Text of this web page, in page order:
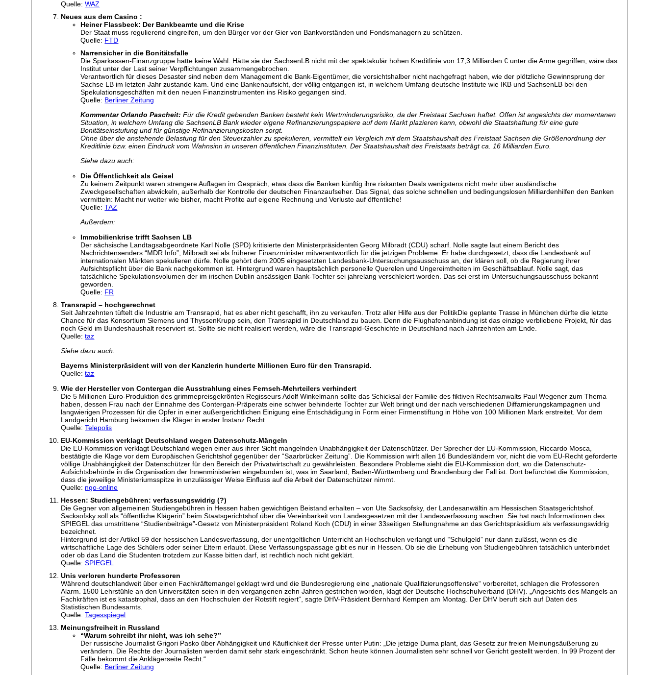
Quelle:WAZ
Neues aus dem Casino :
Heiner Flassbeck: Der Bankbeamte und die Krise
Der Staat muss regulierend eingreifen, um den Bürger vor der Gier von Bankvorständen und Fondsmanagern zu schützen.
Quelle: FTD
Narrensicher in die Bonitätsfalle
Die Sparkassen-Finanzgruppe hatte keine Wahl: Hätte sie der SachsenLB nicht mit der spektakulär hohen Kreditlinie von 17,3 Milliarden € unter die Arme gegriffen, wäre das
Institut unter der Last seiner Verpflichtungen zusammengebrochen.
Verantwortlich für dieses Desaster sind neben dem Management die Bank-Eigentümer, die vorsichtshalber nicht nachgefragt haben, wie der plötzliche Gewinnsprung der
Sachse LB im letzten Jahr zustande kam. Und eine Bankenaufsicht, der völlig entgangen ist, in welchem Umfang deutsche Institute wie IKB und SachsenLB bei den
Spekulationsgeschäften mit den neuen Finanzinstrumenten ins Risiko gegangen sind.
Quelle: Berliner Zeitung
Kommentar Orlando Pascheit: Für die Kredit gebenden Banken besteht kein Wertminderungsrisiko, da der Freistaat Sachsen haftet. Offen ist angesichts der momentanen
Situation, in welchem Umfang die SachsenLB Bank wieder eigene Refinanzierungspapiere auf dem Markt plazieren kann, obwohl die Staatshaftung für eine gute
Bonitätseinstufung und für günstige Refinanzierungskosten sorgt.
Ohne über die anstehende Belastung für den Steuerzahler zu spekulieren, vermittelt ein Vergleich mit dem Staatshaushalt des Freistaat Sachsen die Größenordnung der
Kreditlinie bzw. einen Eindruck vom Wahnsinn in unseren öffentlichen Finanzinstituten. Der Staatshaushalt des Freistaats beträgt ca. 16 Milliarden Euro.
Siehe dazu auch:
Die Öffentlichkeit als Geisel
Zu keinem Zeitpunkt waren strengere Auflagen im Gespräch, etwa dass die Banken künftig ihre riskanten Deals wenigstens nicht mehr über ausländische
Zweckgesellschaften abwickeln, außerhalb der Kontrolle der deutschen Finanzaufseher. Das Signal, das solche schnellen und bedingungslosen Milliardenhilfen den Banken
vermitteln: Macht nur weiter wie bisher, macht Profite auf eigene Rechnung und Verluste auf öffentliche!
Quelle:TAZ
Außerdem:
Immobilienkrise trifft Sachsen LB
Der sächsische Landtagsabgeordnete Karl Nolle (SPD) kritisierte den Ministerpräsidenten Georg Milbradt (CDU) scharf. Nolle sagte laut einem Bericht des
Nachrichtensenders “MDR Info”, Milbradt sei als früherer Finanzminister mitverantwortlich für die jetzigen Probleme. Er habe durchgesetzt, dass die Landesbank auf
internationalen Märkten spekulieren dürfe. Nolle gehört dem 2005 eingesetzten Landesbank-Untersuchungsausschuss an, der klären soll, ob die Regierung ihrer
Aufsichtspflicht über die Bank nachgekommen ist. Hintergrund waren hauptsächlich personelle Querelen und Ungereimtheiten im Geschäftsablauf. Nolle sagt, das
tatsächliche Spekulationsvolumen der im irischen Dublin ansässigen Bank-Tochter sei jahrelang verschleiert worden. Das sei erst im Untersuchungsausschuss bekannt
geworden.
Quelle: FR
Transrapid – hochgerechnet
Seit Jahrzehnten tüftelt die Industrie am Transrapid, hat es aber nicht geschafft, ihn zu verkaufen. Trotz aller Hilfe aus der PolitikDie geplante Trasse in München dürfte die letzte
Chance für das Konsortium Siemens und ThyssenKrupp sein, den Transrapid in Deutschland zu bauen. Denn die Flughafenanbindung ist das einzige verbliebene Projekt, für das
noch Geld im Bundeshaushalt reserviert ist. Sollte sie nicht realisiert werden, wäre die Transrapid-Geschichte in Deutschland nach Jahrzehnten am Ende.
Quelle:taz
Siehe dazu auch:
Bayerns Ministerpräsident will von der Kanzlerin hunderte Millionen Euro für den Transrapid.
Quelle:taz
Wie der Hersteller von Contergan die Ausstrahlung eines Fernseh-Mehrteilers verhindert
Die 5 Millionen Euro-Produktion des grimmepreisgekrönten Regisseurs Adolf Winkelmann sollte das Schicksal der Familie des fiktiven Rechtsanwalts Paul Wegener zum Thema
haben, dessen Frau nach der Einnahme des Contergan-Präperats eine schwer behinderte Tochter zur Welt bringt und der nach verschiedenen Diffamierungskampagnen und
langwierigen Prozessen für die Opfer in einer außergerichtlichen Einigung eine Entschädigung in Form einer Firmenstiftung in Höhe von 100 Millionen Mark erstreitet. Vor dem
Landgericht Hamburg bekamen die Kläger in erster Instanz Recht.
Quelle:Telepolis
EU-Kommission verklagt Deutschland wegen Datenschutz-Mängeln
Die EU-Kommission verklagt Deutschland wegen einer aus ihrer Sicht mangelnden Unabhängigkeit der Datenschützer. Der Sprecher der EU-Kommission, Riccardo Mosca,
bestätigte die Klage vor dem Europäischen Gerichtshof gegenüber der “Saarbrücker Zeitung”. Die Kommission wirft allen 16 Bundesländern vor, nicht die vom EU-Recht geforderte
völlige Unabhängigkeit der Datenschützer für den Bereich der Privatwirtschaft zu gewährleisten. Besondere Probleme sieht die EU-Kommission dort, wo die Datenschutz-
Aufsichtsbehörde in die Organisation der Innenministerien eingebunden ist, was im Saarland, Baden-Württemberg und Brandenburg der Fall ist. Dort befürchtet die Kommission,
dass die jeweilige Ministeriumsspitze in unzulässiger Weise Einfluss auf die Arbeit der Datenschützer nimmt.
Quelle: ngo-online
Hessen: Studiengebühren: verfassungswidrig (?)
Die Gegner von allgemeinen Studiengebühren in Hessen haben gewichtigen Beistand erhalten – von Ute Sacksofsky, der Landesanwältin am Hessischen Staatsgerichtshof.
Sacksofsky soll als “öffentliche Klägerin” beim Staatsgerichtshof über die Vereinbarkeit von Landesgesetzen mit der Landesverfassung wachen. Sie hat nach Informationen des
SPIEGEL das umstrittene “Studienbeiträge”-Gesetz von Ministerpräsident Roland Koch (CDU) in einer 33seitigen Stellungnahme an das Gerichtspräsidium als verfassungswidrig
bezeichnet.
Hintergrund ist der Artikel 59 der hessischen Landesverfassung, der unentgeltlichen Unterricht an Hochschulen verlangt und “Schulgeld” nur dann zulässt, wenn es die
wirtschaftliche Lage des Schülers oder seiner Eltern erlaubt. Diese Verfassungspassage gibt es nur in Hessen. Ob sie die Erhebung von Studiengebühren tatsächlich unterbindet
oder ob das Land die Studenten trotzdem zur Kasse bitten darf, ist rechtlich noch nicht geklärt.
Quelle:SPIEGEL
Unis verloren hunderte Professoren
Während deutschlandweit über einen Fachkräftemangel geklagt wird und die Bundesregierung eine „nationale Qualifizierungsoffensive“ vorbereitet, schlagen die Professoren
Alarm. 1500 Lehrstühle an den Universitäten seien in den vergangenen zehn Jahren gestrichen worden, klagt der Deutsche Hochschulverband (DHV). „Angesichts des Mangels an
Fachkräften ist es katastrophal, dass an den Hochschulen der Rotstift regiert“, sagte DHV-Präsident Bernhard Kempen am Montag. Der DHV beruft sich auf Daten des
Statistischen Bundesamts.
Quelle:Tagesspiegel
Meinungsfreiheit in Russland
“Warum schreibt ihr nicht, was ich sehe?”
Der russische Journalist Grigori Pasko über Abhängigkeit und Käuflichkeit der Presse unter Putin: „Die jetzige Duma plant, das Gesetz zur freien Meinungsäußerung zu
verändern. Die Rechte der Journalisten werden damit sehr stark eingeschränkt. Schon heute können Journalisten sehr schnell vor Gericht gestellt werden. In 99 Prozent der
Fälle bekommt die Anklägerseite Recht.“
Quelle: Berliner Zeitung